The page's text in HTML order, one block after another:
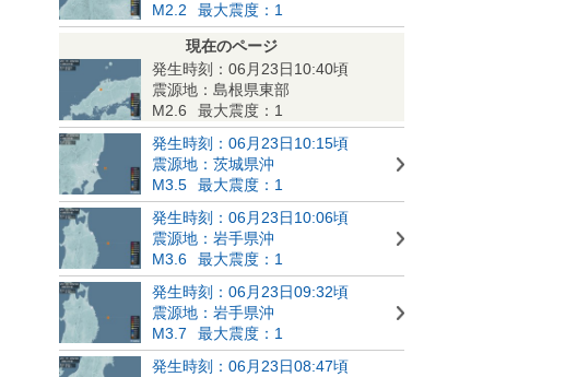
M2.2
最大震度：1
現在のページ
発生時刻：06月23日10:40頃
震源地：島根県東部
M2.6
最大震度：1
発生時刻：06月23日10:15頃
震源地：茨城県沖
M3.5
最大震度：1
発生時刻：06月23日10:06頃
震源地：岩手県沖
M3.6
最大震度：1
発生時刻：06月23日09:32頃
震源地：岩手県沖
M3.7
最大震度：1
発生時刻：06月23日08:47頃